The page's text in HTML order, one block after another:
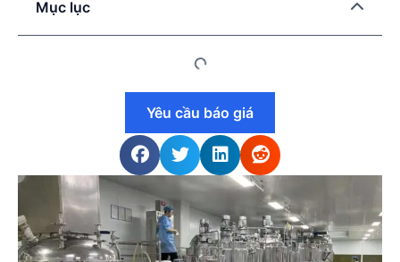
Mục lục
Yêu cầu báo giá